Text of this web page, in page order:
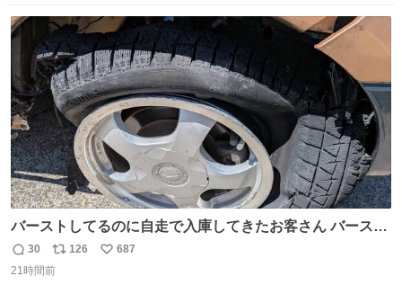
ト
数
数
バーストしてるのに自走で入庫してきたお客さん バースト
したならその場で動かないで助け呼んで下さい😰 保険にロ
ードサービス付いてて金銭負担も無いんですから これで走
返
信
30
リ
ポ
126
い
687
21時間前